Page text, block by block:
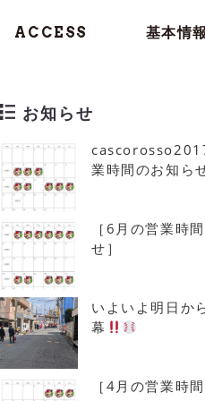
ACCESS 基本情報
お知らせ
業時間のお知ら
［6月の営業時
せ］
いよいよ明日か
幕
［4月の営業時